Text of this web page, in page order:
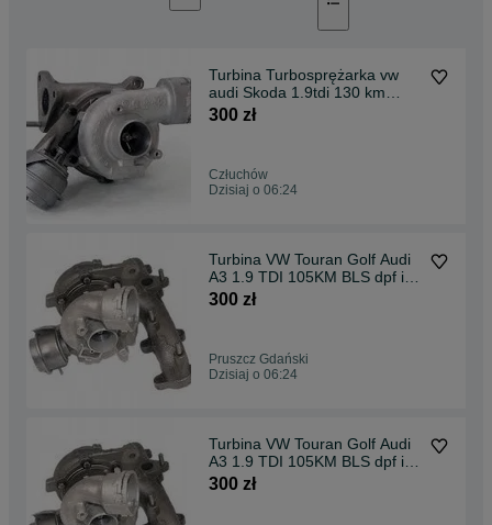
Turbina Turbosprężarka vw
audi Skoda 1.9tdi 130 km
AWX AFV BGW 130km
300 zł
Człuchów
Dzisiaj o 06:24
Turbina VW Touran Golf Audi
A3 1.9 TDI 105KM BLS dpf i
bez
300 zł
Pruszcz Gdański
Dzisiaj o 06:24
Turbina VW Touran Golf Audi
A3 1.9 TDI 105KM BLS dpf i
bez
300 zł